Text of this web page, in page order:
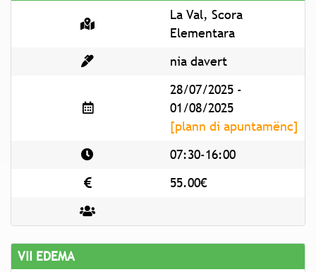
La Val, Scora
Elementara
nia davert
28/07/2025 -
01/08/2025
[plann di apuntamënc]
07:30-16:00
55.00€
VII EDEMA